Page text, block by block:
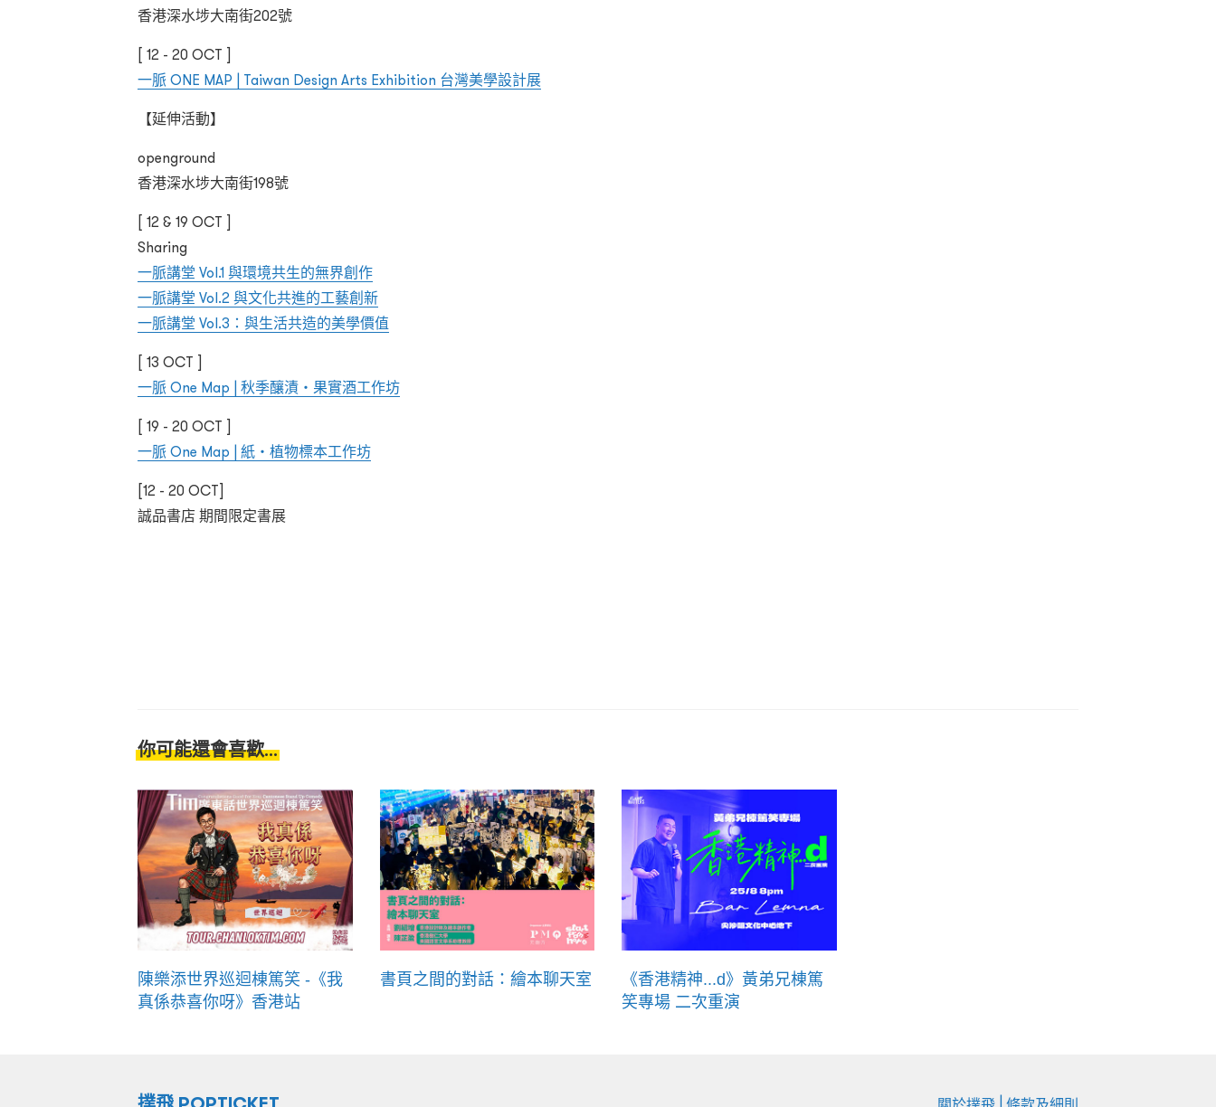
香港深水埗大南街202號
[ 12 - 20 OCT ]
一脈 ONE MAP | Taiwan Design Arts Exhibition 台灣美學設計展
【延伸活動】
openground
香港深水埗大南街198號
[ 12 & 19 OCT ]
Sharing
一脈講堂 Vol.1 與環境共生的無界創作
一脈講堂 Vol.2 與文化共進的工藝創新
一脈講堂 Vol.3：與生活共造的美學價值
[ 13 OCT ]
一脈 One Map | 秋季釀漬・果實酒工作坊
[ 19 - 20 OCT ]
一脈 One Map | 紙・植物標本工作坊
[12 - 20 OCT]
誠品書店 期間限定書展
你可能還會喜歡...
陳樂添世界巡迴棟篤笑 -《我
真係恭喜你呀》香港站
書頁之間的對話：繪本聊天室
《香港精神...d》黃弟兄棟篤
笑專場 二次重演